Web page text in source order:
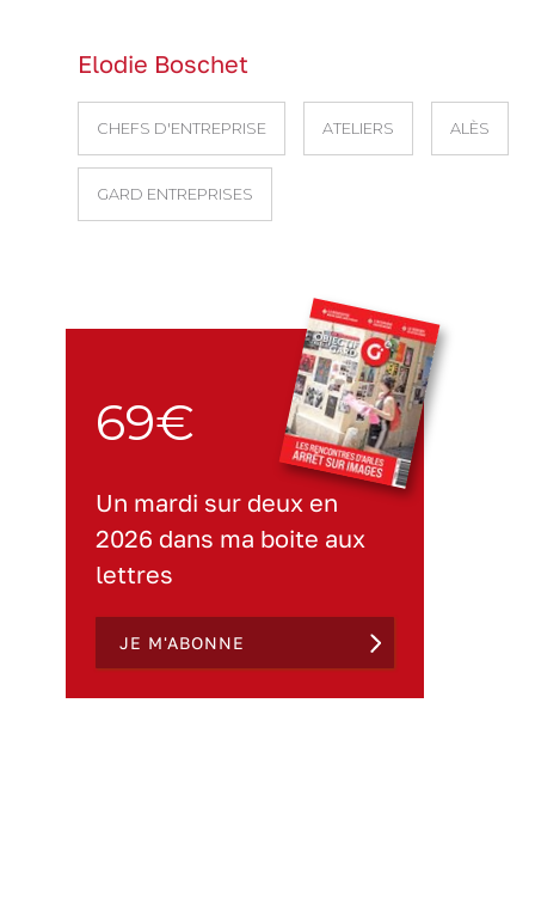
Elodie Boschet
CHEFS D'ENTREPRISE ATELIERS ALÈS
GARD ENTREPRISES
69€
Un mardi sur deux en
2026 dans ma boite aux
lettres
JE M'ABONNE